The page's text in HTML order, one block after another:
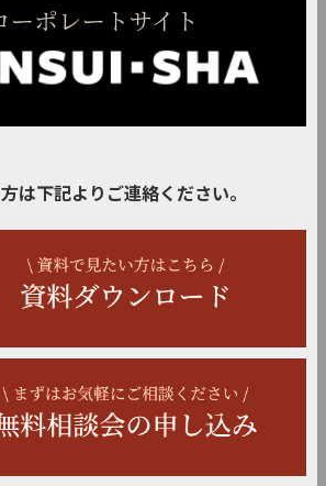
は下記よりご連絡ください。